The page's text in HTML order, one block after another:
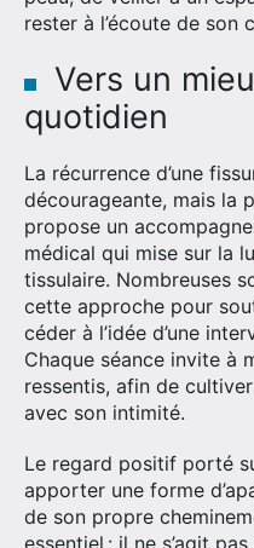
rester à l’écoute de son
Vers un
quotidien
La récurrence d’une
décourageante, mais la
propose un
médical qui mise sur la
tissulaire. Nombreuses
cette approche pour
céder à l’idée d’une
Chaque séance invite à
ressentis, afin de
avec son intimité.
Le regard positif porté
apporter une forme
de son propre
essentiel : il ne s’agit